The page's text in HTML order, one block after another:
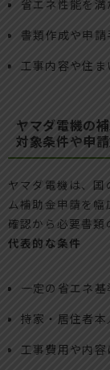
省エネ性能を
書類作成や申
工事内容や住
ヤマダ電機の
対象条件や申
ヤマダ電機は、
ム補助金申請を
確認から必要書類
代表的な条件
一定の省エネ
持家・居住者本
工事費用や内